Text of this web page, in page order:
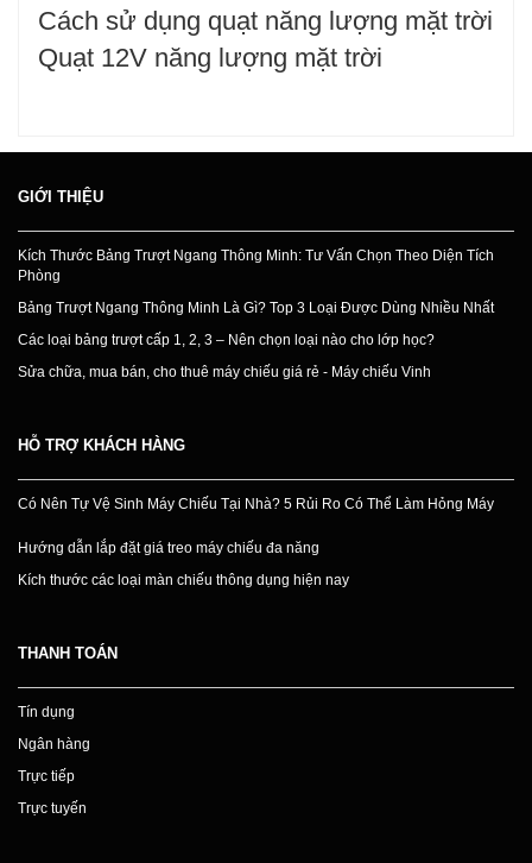
Cách sử dụng quạt năng lượng mặt trời
Quạt 12V năng lượng mặt trời
GIỚI THIỆU
Kích Thước Bảng Trượt Ngang Thông Minh: Tư Vấn Chọn Theo Diện Tích
Phòng
Bảng Trượt Ngang Thông Minh Là Gì? Top 3 Loại Được Dùng Nhiều Nhất
Các loại bảng trượt cấp 1, 2, 3 – Nên chọn loại nào cho lớp học?
Sửa chữa, mua bán, cho thuê máy chiếu giá rẻ - Máy chiếu Vinh
HỖ TRỢ KHÁCH HÀNG
Có Nên Tự Vệ Sinh Máy Chiếu Tại Nhà? 5 Rủi Ro Có Thể Làm Hỏng Máy
Hướng dẫn lắp đặt giá treo máy chiếu đa năng
Kích thước các loại màn chiếu thông dụng hiện nay
THANH TOÁN
Tín dụng
Ngân hàng
Trực tiếp
Trực tuyến